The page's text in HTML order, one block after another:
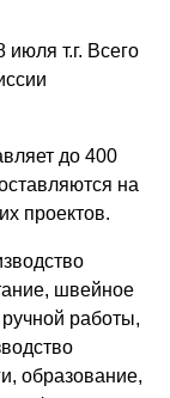
т.г. Всего
до 400
на
проектов.
швейное
работы,
образование,